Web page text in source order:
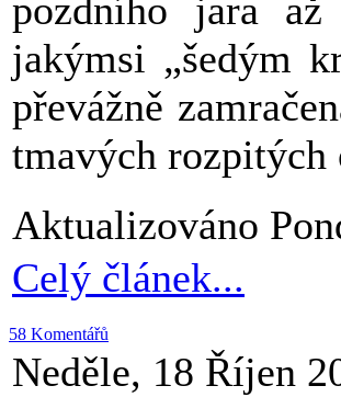
pozdního jara
jakýmsi „šedým
převážně
tmavých rozpitých
Aktualizováno
Celý článek...
58 Komentářů
Neděle, 18 Říjen